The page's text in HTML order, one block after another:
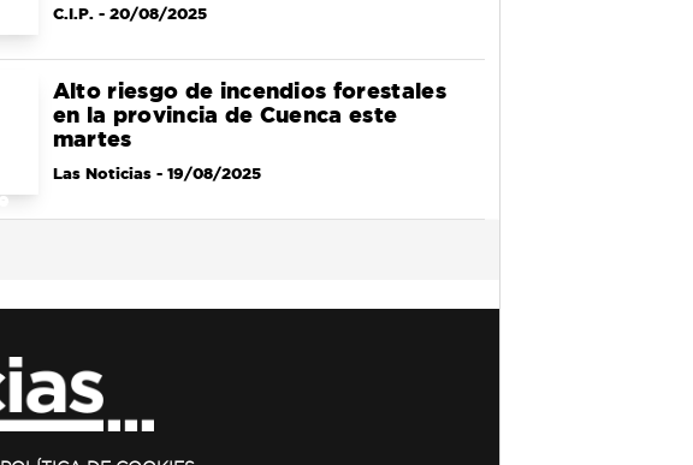
C.I.P.- 20/08/2025
Alto riesgo de incendios forestales
en la provincia de Cuenca este
martes
Las Noticias- 19/08/2025